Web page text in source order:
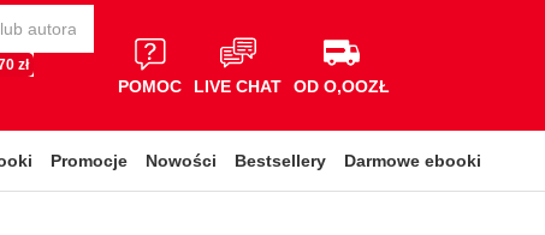
zł
POMOC LIVE CHAT OD O,OOZŁ
Promocje Nowości Bestsellery Darmowe ebooki